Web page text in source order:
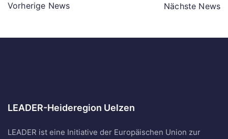
Vorherige News Nächste News
LEADER-Heideregion Uelzen
LEADER ist eine Initiative der Europäischen Union zur